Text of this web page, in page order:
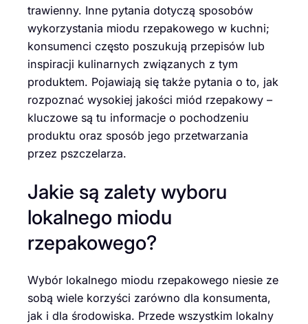
trawienny. Inne pytania dotyczą sposobów
wykorzystania miodu rzepakowego w kuchni;
konsumenci często poszukują przepisów lub
inspiracji kulinarnych związanych z tym
produktem. Pojawiają się także pytania o to, jak
rozpoznać wysokiej jakości miód rzepakowy –
kluczowe są tu informacje o pochodzeniu
produktu oraz sposób jego przetwarzania
przez pszczelarza.
Jakie są zalety wyboru
lokalnego miodu
rzepakowego?
Wybór lokalnego miodu rzepakowego niesie ze
sobą wiele korzyści zarówno dla konsumenta,
jak i dla środowiska. Przede wszystkim lokalny